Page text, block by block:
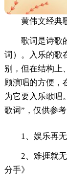
黄伟文经典
歌词是诗歌
词）。入乐的歌
别，但在结构上
顾演唱的方便，
为它要入乐歌唱
歌词”，仅供参
1、娱乐再
2、难捱就
分手》